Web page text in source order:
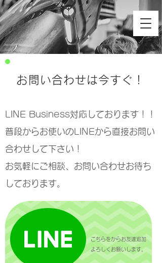
お問い合わせは今すぐ！
LINE Business対応しております！！
普段からお使いのLINEから直接お問い
合わせして下さい！
​お気軽にご相談、お問い合わせお待ち
しております。
​こちらをからお友達追加
よろしくお願いします。